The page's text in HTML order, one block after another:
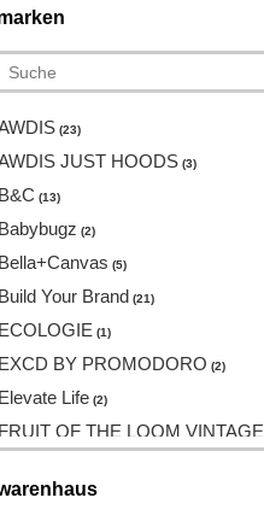
(23)
JUST HOODS (3)
B&C (13)
Babybugz (2)
Bella+Canvas (5)
Build Your Brand (21)
ECOLOGIE (1)
EXCD BY PROMODORO (2)
Elevate Life (2)
FRUIT OF THE LOOM VINTAGE
& Hales